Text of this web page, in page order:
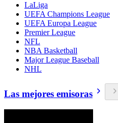
LaLiga
UEFA Champions League
UEFA Europa League
Premier League
NFL
NBA Basketball
Major League Baseball
NHL
Las mejores emisoras